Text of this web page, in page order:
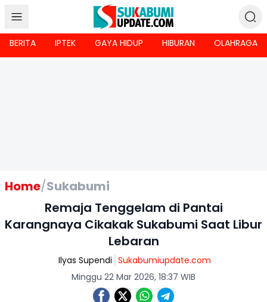
BERITA IPTEK GAYA HIDUP HIBURAN OLAHRAGA
Home/Sukabumi
Remaja Tenggelam di Pantai
Karangnaya Cikakak Sukabumi Saat Libur
Lebaran
Ilyas Supendi Sukabumiupdate.com
Minggu 22 Mar 2026, 18:37 WIB